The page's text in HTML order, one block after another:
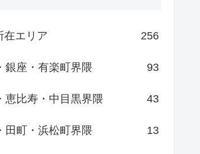
在エリア 256
銀座・有楽町界隈 93
恵比寿・中目黒界隈 43
田町・浜松町界隈 13